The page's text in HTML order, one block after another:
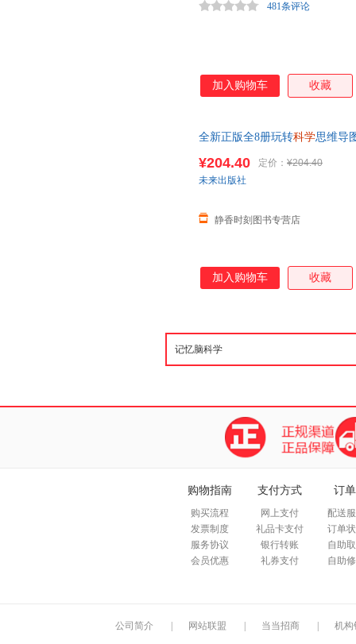
481条评论
加入购物车 收藏
全新正版全8册玩转科学思维导
¥204.40 定价： ¥204.40
静香时刻图书专营店
未来出版社
加入购物车 收藏
购物指南
购买流程
发票制度
服务协议
会员优惠
支付方式
网上支付
礼品卡支付
银行转账
礼券支付
订
配送
订单
自助
自助
公司简介 网站联盟 当当招商 机构